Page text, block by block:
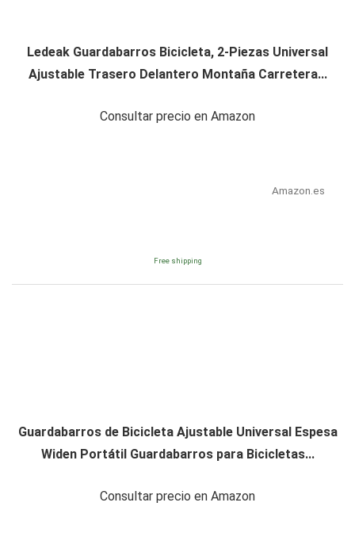
Ledeak Guardabarros Bicicleta, 2-Piezas Universal
Ajustable Trasero Delantero Montaña Carretera...
Consultar precio en Amazon
Amazon.es
Free shipping
Guardabarros de Bicicleta Ajustable Universal Espesa
Widen Portátil Guardabarros para Bicicletas...
Consultar precio en Amazon